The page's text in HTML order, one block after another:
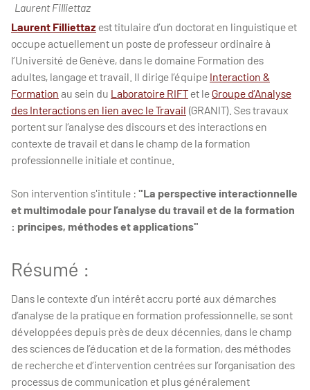
Laurent Filliettaz -
Laurent Filliettaz
Laurent Filliettaz est titulaire d’un doctorat en linguistique et
occupe actuellement un poste de professeur ordinaire à
l’Université de Genève, dans le domaine Formation des
adultes, langage et travail. Il dirige l’équipe Interaction &
Formation au sein du Laboratoire RIFTet leGroupe d’Analyse
des Interactions en lien avec le Travail (GRANIT). Ses travaux
portent sur l’analyse des discours et des interactions en
contexte de travail et dans le champ de la formation
professionnelle initiale et continue.
Son intervention s'intitule : "La perspective interactionnelle
et multimodale pour l’analyse du travail et de la formation
: principes, méthodes et applications"
Résumé :
Dans le contexte d’un intérêt accru porté aux démarches
d’analyse de la pratique en formation professionnelle, se sont
développées depuis près de deux décennies, dans le champ
des sciences de l’éducation et de la formation, des méthodes
de recherche et d’intervention centrées sur l’organisation des
processus de communication et plus généralement